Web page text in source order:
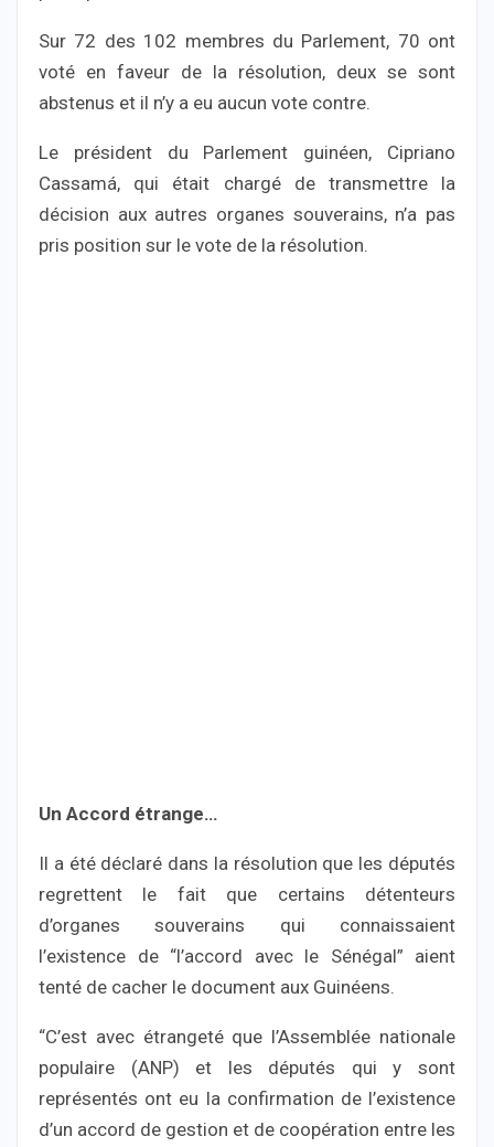
Sur 72 des 102 membres du Parlement, 70 ont
voté en faveur de la résolution, deux se sont
abstenus et il n’y a eu aucun vote contre.
Le président du Parlement guinéen, Cipriano
Cassamá, qui était chargé de transmettre la
décision aux autres organes souverains, n’a pas
pris position sur le vote de la résolution.
Un Accord étrange…
Il a été déclaré dans la résolution que les députés
regrettent le fait que certains détenteurs
d’organes souverains qui connaissaient
l’existence de “l’accord avec le Sénégal” aient
tenté de cacher le document aux Guinéens.
“C’est avec étrangeté que l’Assemblée nationale
populaire (ANP) et les députés qui y sont
représentés ont eu la confirmation de l’existence
d’un accord de gestion et de coopération entre les